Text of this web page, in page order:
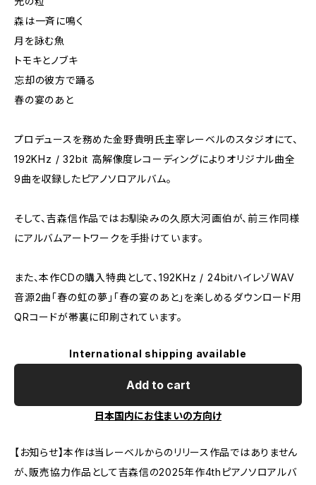
森は一斉に鳴く
月を詠む魚
トモキとノブキ
忘却の彼方で踊る
春の宴のあと
プロデュースを務めた金野貴明氏主宰レーベルのスタジオにて、
192KHz / 32bit 高解像度レコーディングによりオリジナル曲全
9曲を収録したピアノソロアルバム。
そして、吉森信作品ではお馴染みの久原大河画伯が、前三作同様
にアルバムアートワークを手掛けています。
また、本作CDの購入特典として、192KHz / 24bitハイレゾWAV
音源2曲「春の虹の夢」「春の宴のあと」を楽しめるダウンロード用
QRコードが帯裏に印刷されています。
International shipping available
Add to cart
日本国内にお住まいの方向け
【お知らせ】本作は当レーベルからのリリース作品ではありません
が、販売協力作品として吉森信の2025年作4thピアノソロアルバ